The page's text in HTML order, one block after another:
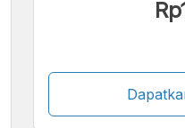
Beberapa metode